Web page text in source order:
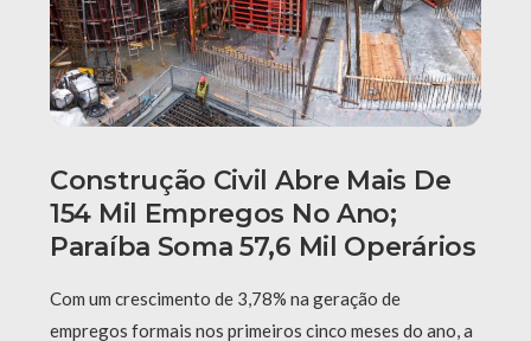
Construção Civil Abre Mais De
154 Mil Empregos No Ano;
Paraíba Soma 57,6 Mil Operários
Com um crescimento de 3,78% na geração de
empregos formais nos primeiros cinco meses do ano, a